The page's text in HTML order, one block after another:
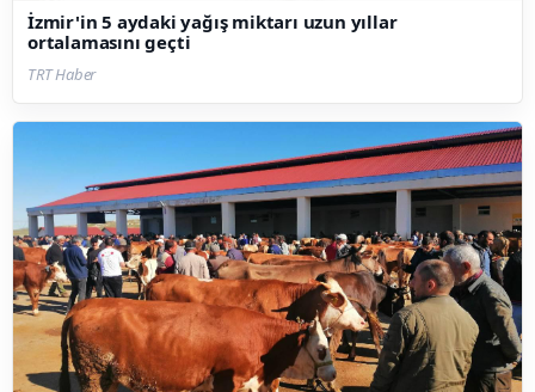
İzmir'in 5 aydaki yağış miktarı uzun yıllar
ortalamasını geçti
TRT Haber